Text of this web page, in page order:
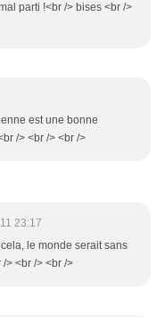
parti !<br /> bises <br />
est une bonne
/> <br /> <br />
23:17
le monde serait sans
> <br /> <br />